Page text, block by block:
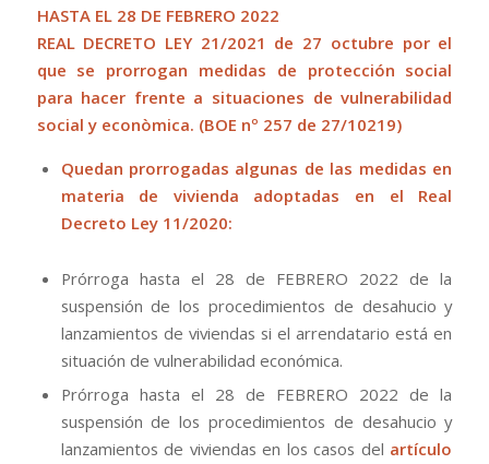
HASTA EL 28 DE FEBRERO 2022
REAL DECRETO LEY 21/2021 de 27 octubre por el
que se prorrogan medidas de protección social
para hacer frente a situaciones de vulnerabilidad
social y econòmica. (BOE nº 257 de 27/10219)
Quedan prorrogadas algunas de las medidas en
materia de vivienda adoptadas en el Real
Decreto Ley 11/2020:
Prórroga hasta el 28 de FEBRERO 2022 de la
suspensión de los procedimientos de desahucio y
lanzamientos de viviendas si el arrendatario está en
situación de vulnerabilidad económica.
Prórroga hasta el 28 de FEBRERO 2022 de la
suspensión de los procedimientos de desahucio y
lanzamientos de viviendas en los casos del artículo